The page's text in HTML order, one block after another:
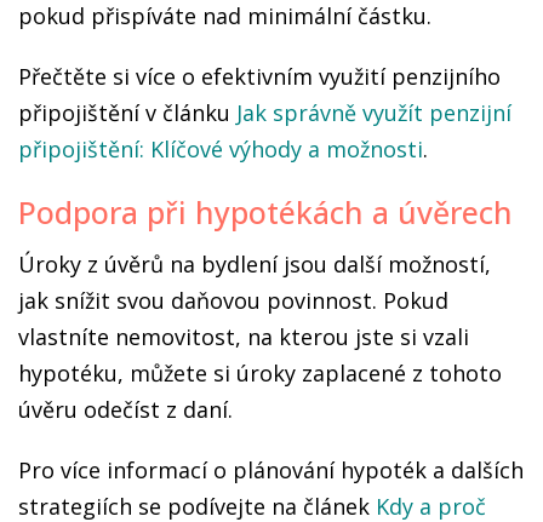
pokud přispíváte nad minimální částku.
Přečtěte si více o efektivním využití penzijního
připojištění v článku Jak správně využít penzijní
připojištění: Klíčové výhody a možnosti.
Podpora při hypotékách a úvěrech
Úroky z úvěrů na bydlení jsou další možností,
jak snížit svou daňovou povinnost. Pokud
vlastníte nemovitost, na kterou jste si vzali
hypotéku, můžete si úroky zaplacené z tohoto
úvěru odečíst z daní.
Pro více informací o plánování hypoték a dalších
strategiích se podívejte na článek Kdy a proč